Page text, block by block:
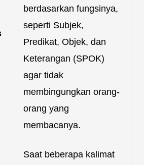
berdasarkan fungsinya,
seperti Subjek,
Predikat, Objek, dan
Keterangan (SPOK)
agar tidak
membingungkan orang-
orang yang
membacanya.
Saat beberapa kalimat